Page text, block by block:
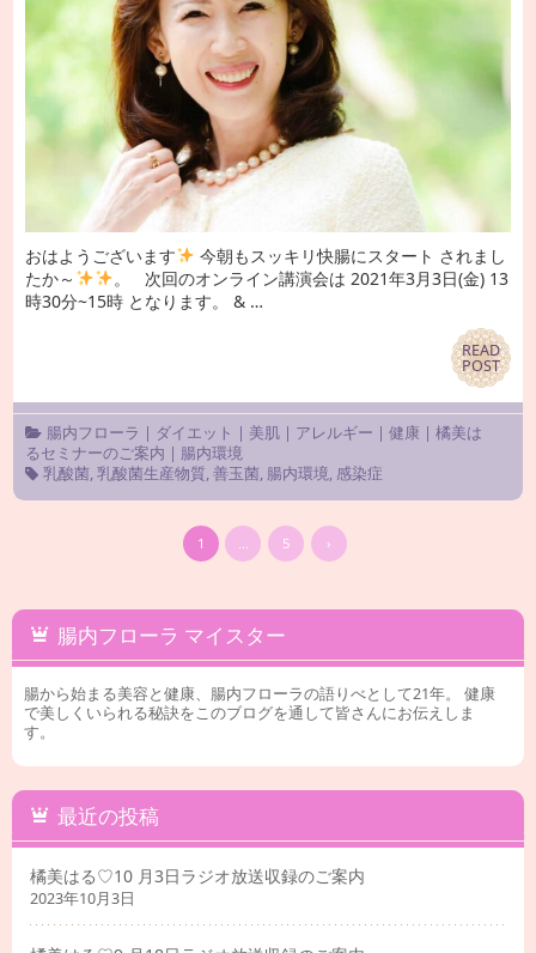
おはようございます
今朝もスッキリ快腸にスタート されまし
たか～
。 次回のオンライン講演会は 2021年3月3日(金) 13
時30分~15時 となります。 & …
READ
POST
READ
POST
腸内フローラ | ダイエット | 美肌| アレルギー | 健康 | 橘美は
るセミナーのご案内 | 腸内環境
乳酸菌,乳酸菌生産物質,善玉菌, 腸内環境, 感染症
1 5 ›
腸内フローラ マイスター
腸から始まる美容と健康、腸内フローラの語りべとして21年。 健康
で美しくいられる秘訣をこのブログを通して皆さんにお伝えしま
す。
最近の投稿
橘美はる♡10 月3日ラジオ放送収録のご案内
2023年10月3日